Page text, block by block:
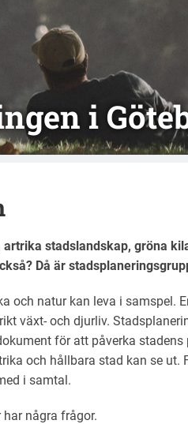
i
stadslandskap, gröna
Då är
och natur kan leva i samspel.
växt- och djurliv.
för att påverka
och hållbara stad kan se
i samtal.
några frågor.